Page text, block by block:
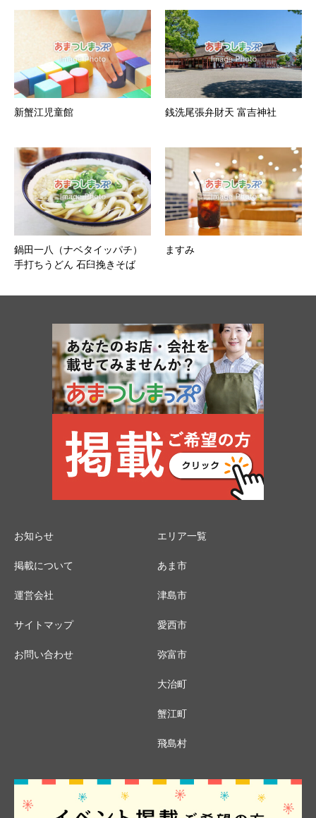
新蟹江児童館 銭洗尾張弁財天 富吉神社
鍋田一八（ナベタイッパチ）
手打ちうどん 石臼挽きそば
ますみ
お知らせ
掲載について
運営会社
サイトマップ
お問い合わせ
エリア一覧
あま市
津島市
愛西市
弥富市
大治町
蟹江町
飛島村